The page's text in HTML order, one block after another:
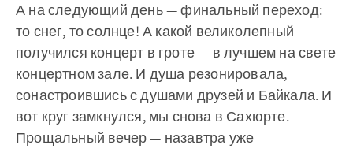
А на следующий день — финальный переход:
то снег, то солнце! А какой великолепный
получился концерт в гроте — в лучшем на свете
концертном зале. И душа резонировала,
сонастроившись с душами друзей и Байкала. И
вот круг замкнулся, мы снова в Сахюрте.
Прощальный вечер — назавтра уже